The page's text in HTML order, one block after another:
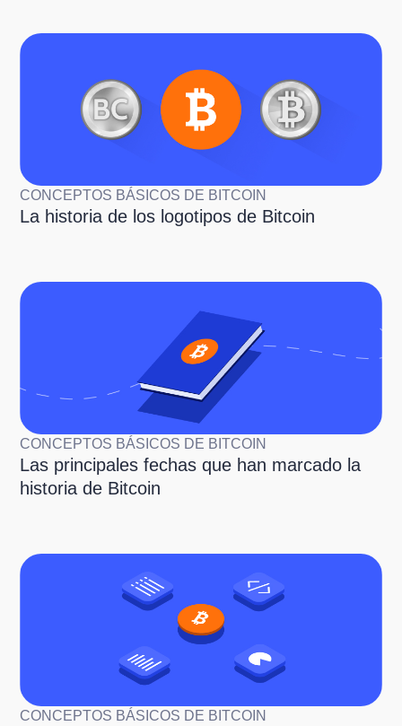
CONCEPTOS BÁSICOS DE BITCOIN
La historia de los logotipos de Bitcoin
CONCEPTOS BÁSICOS DE BITCOIN
Las principales fechas que han marcado la
historia de Bitcoin
CONCEPTOS BÁSICOS DE BITCOIN